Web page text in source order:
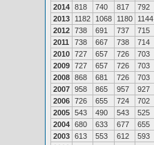
2014 818 740 817 792
2013
1182 1068 1180 1144
2012 738 691 737 715
2011
738 667 738 714
2010 727 657 726 703
2009 727 657 726 703
2008 868 681 726 703
2007 958 865 957 927
2006 726 655 724 702
2005 543 490 543 525
2004 680 633 677 655
2003 613 553 612 593